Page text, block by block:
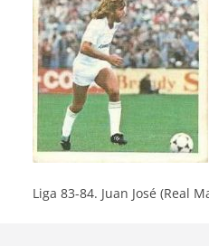
Liga 83-84. Juan José (Real